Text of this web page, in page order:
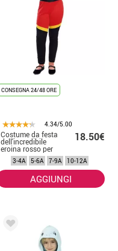
CONSEGNA 24/48 ORE
4.34/5.00
Costume da festa
dell'incredibile
eroina rosso per
bambina
18.50€
3-4A 5-6A 7-9A 10-12A
AGGIUNGI